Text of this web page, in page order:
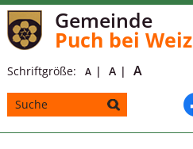
Gemeinde
Puch bei Weiz
Schriftgröße: A A A